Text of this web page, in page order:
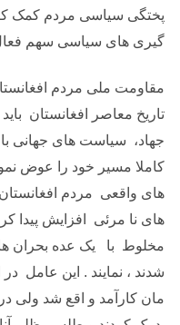
پختگی سیاسی مردم کمک
گیری های سیاسی سهم فعال
مقاومت ملی مردم
تاریخ معاصر افغانستان
جهاد، سیاست های جهانی
کاملا مسیر خود را عوض
های واقعی مردم
های نا مرئی افزایش پیدا
مخلوط با یک عده بحران
شدند ، نمایند . این عامل
مان کارآمد و اقع شد ولی